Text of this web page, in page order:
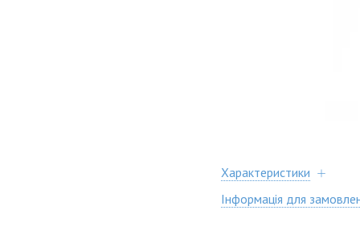
Характеристики
Інформація для